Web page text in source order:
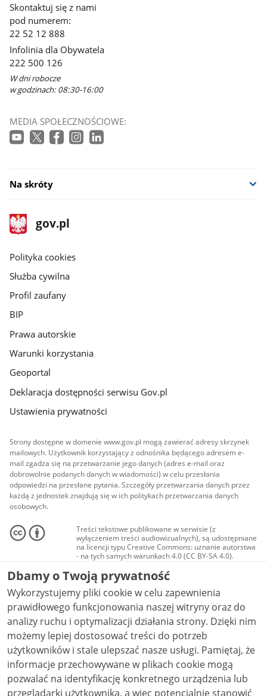
Skontaktuj się z nami
pod numerem:
22 52 12 888
Infolinia dla Obywatela
222 500 126
W dni robocze
w godzinach: 08:30-16:00
MEDIA SPOŁECZNOŚCIOWE:
Na skróty
stopka
gov.pl
Strona
gov.pl
gov.pl
Polityka cookies
Służba cywilna
Profil zaufany
BIP
Prawa autorskie
Warunki korzystania
Geoportal
Deklaracja dostępności serwisu Gov.pl
Ustawienia prywatności
Strony dostępne w domenie www.gov.pl mogą zawierać adresy skrzynek
mailowych. Użytkownik korzystający z odnośnika będącego adresem e-
mail zgadza się na przetwarzanie jego danych (adres e-mail oraz
dobrowolnie podanych danych w wiadomości) w celu przesłania
odpowiedzi na przesłane pytania. Szczegóły przetwarzania danych przez
każdą z jednostek znajdują się w ich politykach przetwarzania danych
osobowych.
Treści tekstowe publikowane w serwisie (z
wyłączeniem treści audiowizualnych), są udostępniane
na licencji typu Creative Commons: uznanie autorstwa
- na tych samych warunkach 4.0 (CC BY-SA 4.0).
Materiały audiowizualne, w tym zdjęcia, materiały
audio i wideo, są udostępniane na licencji typu
Creative Commons: uznanie autorstwa użycie
niekomercyjne - bez utworów zależnych 4.0 (CC BY-
NC-ND 4.0), o ile nie jest to stwierdzone inaczej.
Dbamy o Twoją prywatność
Wykorzystujemy pliki cookie w celu zapewnienia
prawidłowego funkcjonowania naszej witryny oraz do
analizy ruchu i optymalizacji działania strony. Dzięki nim
możemy lepiej dostosować treści do potrzeb
użytkowników i stale ulepszać nasze usługi. Pamiętaj, że
informacje przechowywane w plikach cookie mogą
pozwalać na identyfikację konkretnego urządzenia lub
przeglądarki użytkownika, a więc potencjalnie stanowić